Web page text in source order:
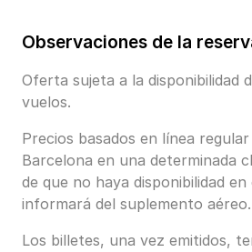
Observaciones de la
Oferta sujeta a la disponibilidad
vuelos.
Precios basados en línea
Barcelona en una determinada
de que no haya disponibilidad en
informará del suplemento aéreo.
Los billetes, una vez emitidos,